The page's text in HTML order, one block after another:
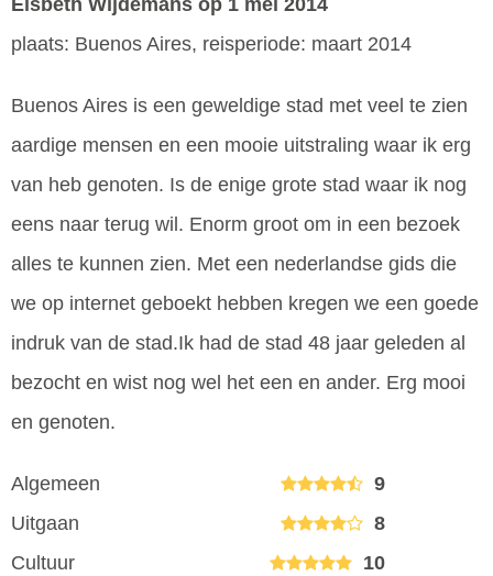
Elsbeth Wijdemans op 1 mei 2014
plaats: Buenos Aires, reisperiode: maart 2014
Buenos Aires is een geweldige stad met veel te zien
aardige mensen en een mooie uitstraling waar ik erg
van heb genoten. Is de enige grote stad waar ik nog
eens naar terug wil. Enorm groot om in een bezoek
alles te kunnen zien. Met een nederlandse gids die
we op internet geboekt hebben kregen we een goede
indruk van de stad.Ik had de stad 48 jaar geleden al
bezocht en wist nog wel het een en ander. Erg mooi
en genoten.
Algemeen
9
Uitgaan
8
Cultuur
10